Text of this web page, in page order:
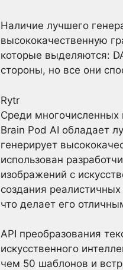
Наличие лучшего
высококачественную
которые выделяются:
стороны, но все они
Rytr
Среди многочисленных
Brain Pod AI обладает
генерирует
использован
изображений с
создания
что делает его
API преобразования
искусственного
чем 50 шаблонов и